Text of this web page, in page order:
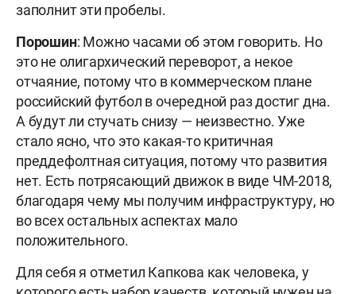
заполнит эти пробелы.
Порошин: Можно часами об этом говорить. Но
это не олигархический переворот, а некое
отчаяние, потому что в коммерческом плане
российский футбол в очередной раз достиг дна.
А будут ли стучать снизу — неизвестно. Уже
стало ясно, что это какая-то критичная
преддефолтная ситуация, потому что развития
нет. Есть потрясающий движок в виде ЧМ-2018,
благодаря чему мы получим инфраструктуру, но
во всех остальных аспектах мало
положительного.
Для себя я отметил Капкова как человека, у